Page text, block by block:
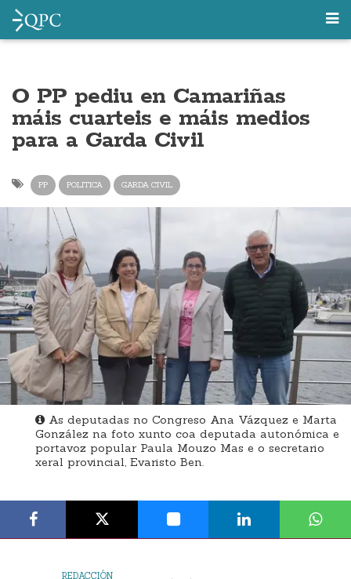
O PP pediu en Camariñas
máis cuarteis e máis medios
para a Garda Civil
PP POLITICA GARDA CIVIL
As deputadas no Congreso Ana Vázquez e Marta
González na foto xunto coa deputada autonómica e
portavoz popular Paula Mouzo Mas e o secretario
xeral provincial, Evaristo Ben.
REDACCIÓN